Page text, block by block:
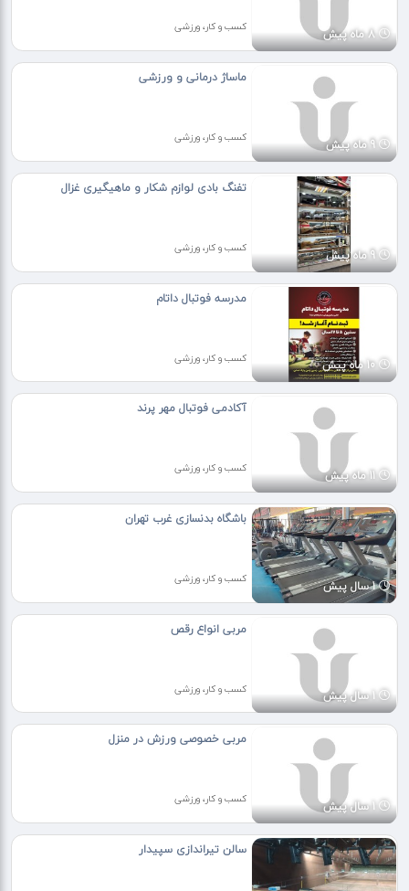
8 ماه پیش کسب و کار، ورزشی
9 ماه پیش
ماساژ درمانی و ورزشی
کسب و کار، ورزشی
9 ماه پیش
تفنگ بادی لوازم شکار و ماهیگیری غزال
کسب و کار، ورزشی
10 ماه پیش
مدرسه فوتبال داتام
کسب و کار، ورزشی
11 ماه پیش
آکادمی فوتبال مهر پرند
کسب و کار، ورزشی
1 سال پیش
باشگاه بدنسازی غرب تهران
کسب و کار، ورزشی
1 سال پیش
مربی انواع رقص
کسب و کار، ورزشی
1 سال پیش
مربی خصوصی ورزش در منزل
کسب و کار، ورزشی
سالن تیراندازی سپیدار